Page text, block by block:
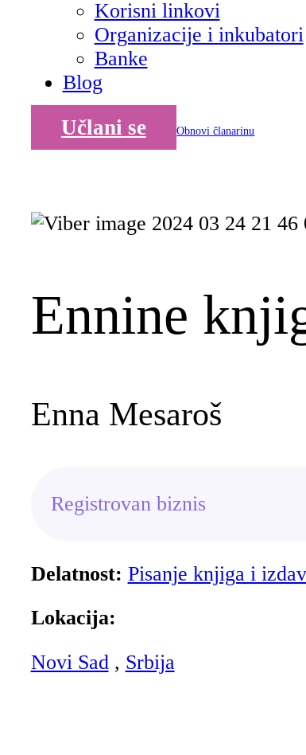
Korisni linkovi
Organizacije i inkubatori
Banke
Blog
Učlani se Obnovi članarinu
Ennine
Enna Mesaroš
Registrovan biznis
Delatnost: Pisanje knjiga i
Lokacija:
Novi Sad , Srbija